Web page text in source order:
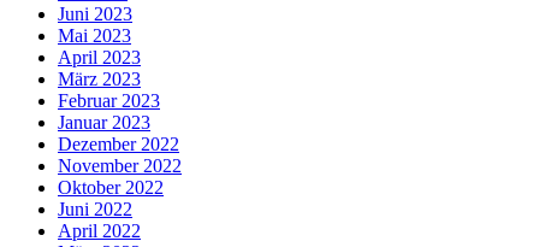
Juni 2023
Mai 2023
April 2023
März 2023
Februar 2023
Januar 2023
Dezember 2022
November 2022
Oktober 2022
Juni 2022
April 2022